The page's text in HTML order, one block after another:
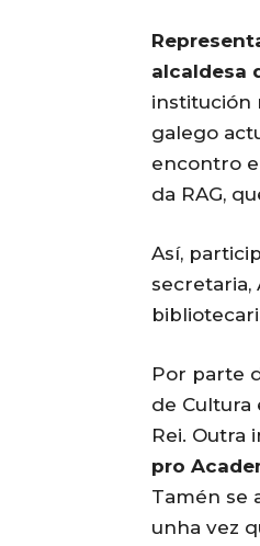
alcaldesa
institución
galego
encontro
da RAG,
Así,
secretaria,
Por parte
de Cultura
Rei. Outra
pro
Tamén se
unha vez